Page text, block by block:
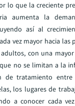
lo que la creciente
aumenta la
así al
vez mayor hacia las
con una
no se limitan a la
de tratamiento
los lugares de
a conocer cada